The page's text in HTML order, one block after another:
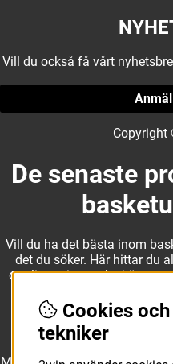
Vill du också få vårt
Copyright
De senaste
Vill du ha det bästa inom
det du söker. Här hittar du
otroliga priser, och vi är
nyheter i webbshopen. Det
som vill ha utrustning
Cookies
tekniker